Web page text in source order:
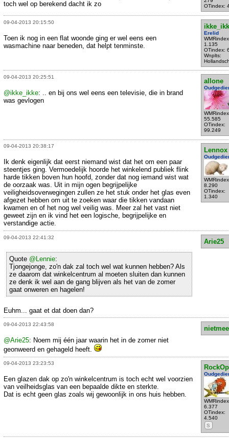
OTindex:
toch wel op berekend dacht ik zo
09-04-2013 20:15:50
Erelid
1.135
OTindex:
Wnplts:
Toen ik nog in een flat woonde ging er wel eens een
wasmachine naar beneden, dat helpt tenminste.
09-04-2013 20:25:51
allone
55.585
OTindex:
99.249
@ikke_ikke: .. en bij ons wel eens een televisie, die in brand
was gevlogen
09-04-2013 20:38:17
Lennox
8.290
OTindex:
1.340
Ik denk eigenlijk dat eerst niemand wist dat het om een paar
steentjes ging. Vermoedelijk hoorde het winkelend publiek flink
harde tikken boven hun hoofd, zonder dat nog iemand wist wat
de oorzaak was. Uit in mijn ogen begrijpelijke
veiligheidsoverwegingen zullen ze het stuk onder het glas even
afgezet hebben om uit te zoeken waar die tikken vandaan
kwamen en of het nog wel veilig was. Meer zal het vast niet
geweet zijn en ik vind het een logische, begrijpelijke en
verstandige actie.
09-04-2013 22:41:32
Arie25
Quote @Lennie:
Tjongejonge, zo'n dak zal toch wel wat kunnen hebben? Als
ze daarom dat winkelcentrum al moeten sluiten dan kunnen
ze denk ik wel aan de gang blijven als het van de zomer
gaat onweren en hagelen!
Euhm... gaat et dat doen dan?
09-04-2013 22:43:58
@Arie25: Noem mij één jaar waarin het in de zomer niet
geonweerd en gehageld heeft.
09-04-2013 23:23:53
6.377
OTindex:
4.540
S
Een glazen dak op zo'n winkelcentrum is toch echt wel voorzien
van veilheidsglas van een bepaalde dikte en sterkte.
Dat is echt geen glas zoals wij gewoonlijk in ons huis hebben.